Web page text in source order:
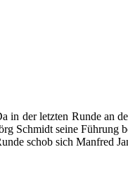
in der letzten Runde an
Schmidt seine Führung
schob sich Manfred